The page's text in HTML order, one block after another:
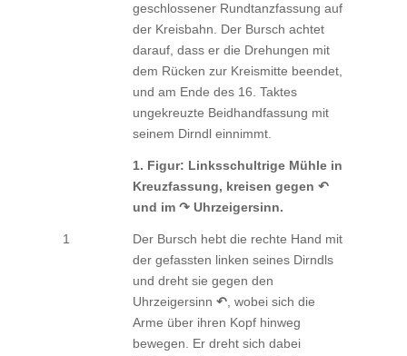
geschlossener Rundtanzfassung auf
der Kreisbahn. Der Bursch achtet
darauf, dass er die Drehungen mit
dem Rücken zur Kreismitte beendet,
und am Ende des 16. Taktes
ungekreuzte Beidhandfassung mit
seinem Dirndl einnimmt.
1. Figur: Linksschultrige Mühle in
Kreuzfassung, kreisen gegen ↶
und im ↷ Uhrzeigersinn.
1
Der Bursch hebt die rechte Hand mit
der gefassten linken seines Dirndls
und dreht sie gegen den
Uhrzeigersinn ↶, wobei sich die
Arme über ihren Kopf hinweg
bewegen. Er dreht sich dabei